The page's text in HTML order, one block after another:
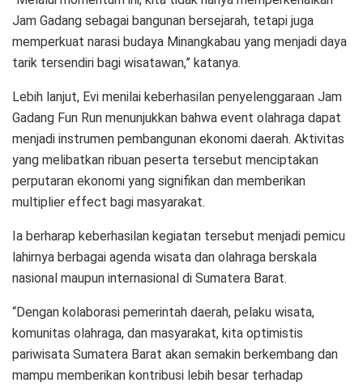
Jam Gadang sebagai bangunan bersejarah, tetapi juga
memperkuat narasi budaya Minangkabau yang menjadi daya
tarik tersendiri bagi wisatawan,” katanya.
Lebih lanjut, Evi menilai keberhasilan penyelenggaraan Jam
Gadang Fun Run menunjukkan bahwa event olahraga dapat
menjadi instrumen pembangunan ekonomi daerah. Aktivitas
yang melibatkan ribuan peserta tersebut menciptakan
perputaran ekonomi yang signifikan dan memberikan
multiplier effect bagi masyarakat.
Ia berharap keberhasilan kegiatan tersebut menjadi pemicu
lahirnya berbagai agenda wisata dan olahraga berskala
nasional maupun internasional di Sumatera Barat.
“Dengan kolaborasi pemerintah daerah, pelaku wisata,
komunitas olahraga, dan masyarakat, kita optimistis
pariwisata Sumatera Barat akan semakin berkembang dan
mampu memberikan kontribusi lebih besar terhadap